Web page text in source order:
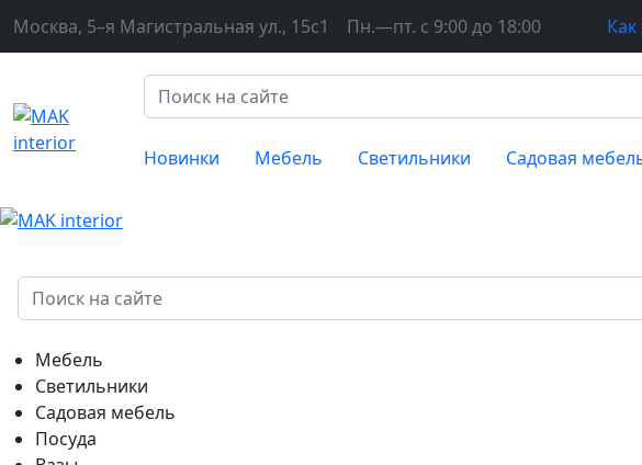
Москва, 5–я Магистральная ул., 15с1 Пн.—пт. с 9:00 до 18:00 Как
Новинки
Мебель Светильники Садовая
Мебель
Светильники
Садовая мебель
Посуда